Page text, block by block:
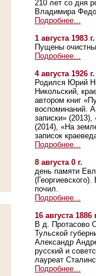
210 лет со дня
Владимира
Подробнее...
1 августа 1983 г.
Пущены
Подробнее...
4 августа 1926 г.
Родился Юрий
Никольский,
автором книг
воспоминаний.
записки»
(2014), «На
записок
Подробнее...
8 августа 0 г.
день памяти
почил.
Подробнее...
16 августа 1886
В д. Протасово
Тульской
Александр
русский и
лауреат
Подробнее...